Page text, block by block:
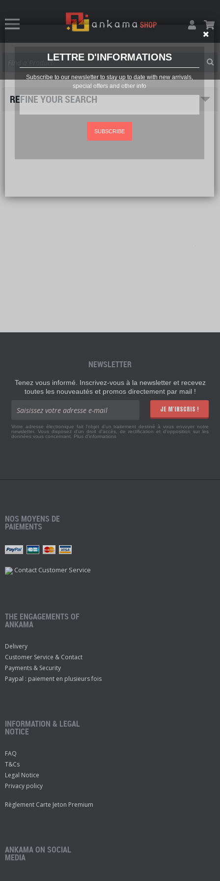
LETTRE D'INFORMATIONS
Subscribe to our newsletter to stay up to date with new arrivals,
special offers and other info
SUBSCRIBE
REFINE YOUR SEARCH
NEWSLETTER
Tenez vous informé. Inscrivez-vous à la newsletter et recevez
toutes les nouveautés et promos directement par mail !
JE M'INSCRIS !
Votre adresse électronique fait l'objet d'un traitement destiné à vous envoyer notre
newsletter. Vous disposez d'un droit d'accès, de rectification et d'opposition sur les
données vous concernant. Plus d'informations
NOS MOYENS DE
PAIEMENTS
Contact Customer Service
THE ENGAGEMENTS OF
ANKAMA
Delivery
Customer Service & Contact
Payments & Security
Paypal : paiement en plusieurs fois
INFORMATION & LEGAL
NOTICE
FAQ
T&Cs
Legal Notice
Privacy policy
Règlement Carte Jeton Premium
ANKAMA ON SOCIAL
MEDIA